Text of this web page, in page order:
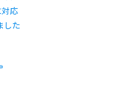
対応
した
»